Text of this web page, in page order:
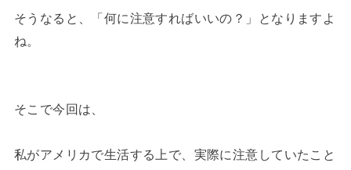
そうなると、「何に注意すればいいの？」となりますよ
ね。
そこで今回は、
私がアメリカで生活する上で、実際に注意していたこと